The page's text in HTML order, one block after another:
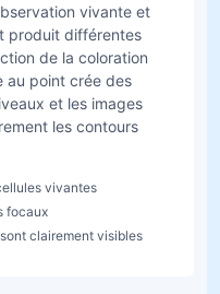
vivante et
produit différentes
de la coloration
au point crée des
et les images
les contours
vivantes
focaux
clairement visibles